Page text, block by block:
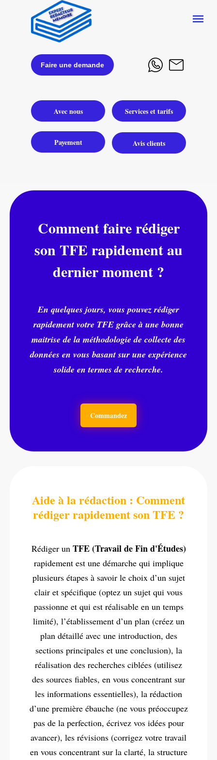
Avec nous Services et tarifs
Payement Avis clients
Faire une demande
Comment faire rédiger
son TFE rapidement au
dernier moment ?
En quelques jours, vous pouvez rédiger
rapidement votre TFE grâce à une bonne
maitrise de la méthodologie de collecte des
données en vous basant sur une expérience
solide en termes de recherche.
Commandez
Aide à la rédaction : Comment
rédiger rapidement son TFE ?
Rédiger unTFE (Travail de Fin d'Études)
rapidement est une démarche qui implique
plusieurs étapes à savoir le choix d’un sujet
clair et spécifique (optez un sujet qui vous
passionne et qui est réalisable en un temps
limité), l’établissement d’un plan (créez un
plan détaillé avec une introduction, des
sections principales et une conclusion), la
réalisation des recherches ciblées (utilisez
des sources fiables, en vous concentrant sur
les informations essentielles), la rédaction
d’une première ébauche (ne vous préoccupez
pas de la perfection, écrivez vos idées pour
avancer), les révisions (corrigez votre travail
en vous concentrant sur la clarté, la structure